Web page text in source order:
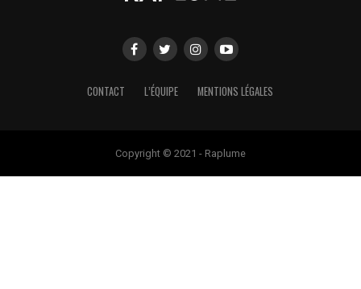
CONTACT L’ÉQUIPE MENTIONS LÉGALES
Copyright © 2021 - Raplume